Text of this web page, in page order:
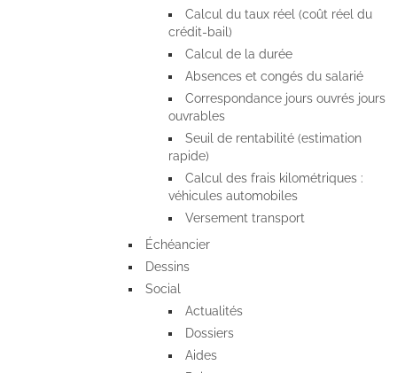
Calcul du taux réel (coût réel du
crédit-bail)
Calcul de la durée
Absences et congés du salarié
Correspondance jours ouvrés jours
ouvrables
Seuil de rentabilité (estimation
rapide)
Calcul des frais kilométriques :
véhicules automobiles
Versement transport
Échéancier
Dessins
Social
Actualités
Dossiers
Aides